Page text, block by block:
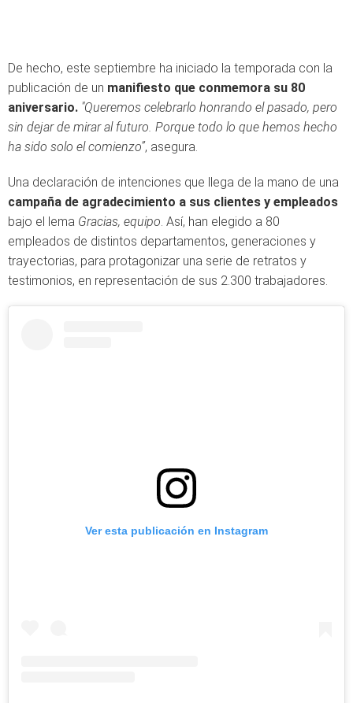
De hecho, este septiembre ha iniciado la temporada con la
publicación de un manifiesto que conmemora su 80
aniversario. "Queremos celebrarlo honrando el pasado, pero
sin dejar de mirar al futuro. Porque todo lo que hemos hecho
ha sido solo el comienzo”, asegura.
Una declaración de intenciones que llega de la mano de una
campaña de agradecimiento a sus clientes y empleados
bajo el lema Gracias, equipo. Así, han elegido a 80
empleados de distintos departamentos, generaciones y
trayectorias, para protagonizar una serie de retratos y
testimonios, en representación de sus 2.300 trabajadores.
Ver esta publicación en Instagram